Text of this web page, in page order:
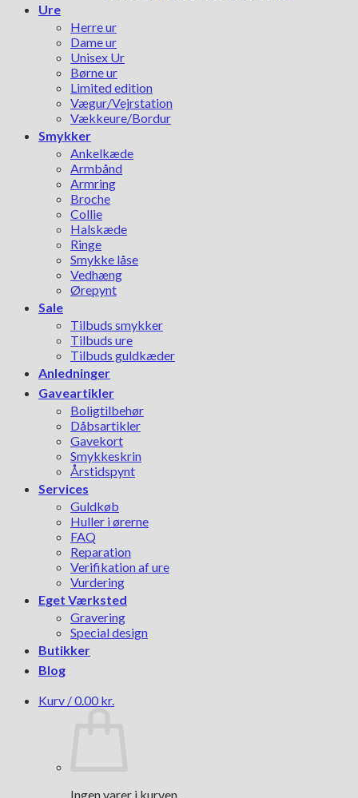
Ure
Herre ur
Dame ur
Unisex Ur
Børne ur
Limited edition
Vægur/Vejrstation
Vækkeure/Bordur
Smykker
Ankelkæde
Armbånd
Armring
Broche
Collie
Halskæde
Ringe
Smykke låse
Vedhæng
Ørepynt
Sale
Tilbuds smykker
Tilbuds ure
Tilbuds guldkæder
Anledninger
Gaveartikler
Boligtilbehør
Dåbsartikler
Gavekort
Smykkeskrin
Årstidspynt
Services
Guldkøb
Huller i ørerne
FAQ
Reparation
Verifikation af ure
Vurdering
Eget Værksted
Gravering
Special design
Butikker
Blog
Kurv /0.00 kr.
Ingen varer i kurven.